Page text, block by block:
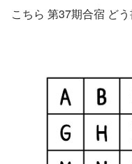
こちら 第37期合宿 どう